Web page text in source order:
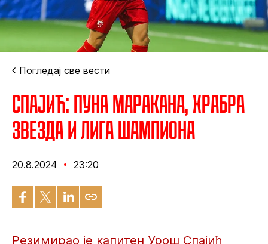
Погледај све вести
Спајић: Пуна Маракана, храбра
Звезда и Лига шампиона
20.8.2024 23:20
Резимирао је капитен Урош Спајић